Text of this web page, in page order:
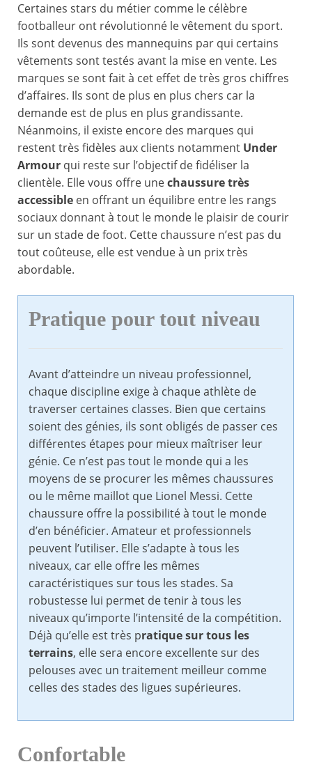
Certaines stars du métier comme le célèbre
footballeur ont révolutionné le vêtement du sport.
Ils sont devenus des mannequins par qui certains
vêtements sont testés avant la mise en vente. Les
marques se sont fait à cet effet de très gros chiffres
d’affaires. Ils sont de plus en plus chers car la
demande est de plus en plus grandissante.
Néanmoins, il existe encore des marques qui
restent très fidèles aux clients notamment Under
Armour qui reste sur l’objectif de fidéliser la
clientèle. Elle vous offre unechaussure très
accessible en offrant un équilibre entre les rangs
sociaux donnant à tout le monde le plaisir de courir
sur un stade de foot. Cette chaussure n’est pas du
tout coûteuse, elle est vendue à un prix très
abordable.
Pratique pour tout niveau
Avant d’atteindre un niveau professionnel,
chaque discipline exige à chaque athlète de
traverser certaines classes. Bien que certains
soient des génies, ils sont obligés de passer ces
différentes étapes pour mieux maîtriser leur
génie. Ce n’est pas tout le monde qui a les
moyens de se procurer les mêmes chaussures
ou le même maillot que Lionel Messi. Cette
chaussure offre la possibilité à tout le monde
d’en bénéficier. Amateur et professionnels
peuvent l’utiliser. Elle s’adapte à tous les
niveaux, car elle offre les mêmes
caractéristiques sur tous les stades. Sa
robustesse lui permet de tenir à tous les
niveaux qu’importe l’intensité de la compétition.
Déjà qu’elle est très pratique sur tous les
terrains, elle sera encore excellente sur des
pelouses avec un traitement meilleur comme
celles des stades des ligues supérieures.
Confortable